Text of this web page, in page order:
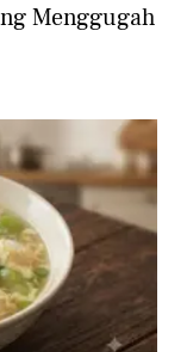
Menggugah